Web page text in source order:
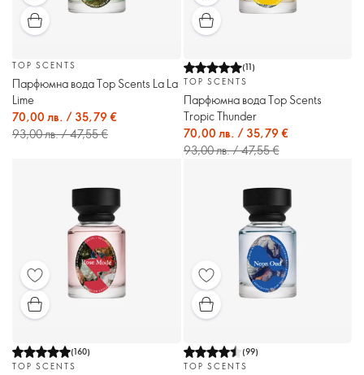
TOP SCENTS
Парфюмна вода Top Scents La La
Lime
70,00 лв. / 35,79 €
93,00 лв. / 47,55 €
(11)
TOP SCENTS
Парфюмна вода Top Scents
Tropic Thunder
70,00 лв. / 35,79 €
93,00 лв. / 47,55 €
(160)
TOP SCENTS
(99)
TOP SCENTS